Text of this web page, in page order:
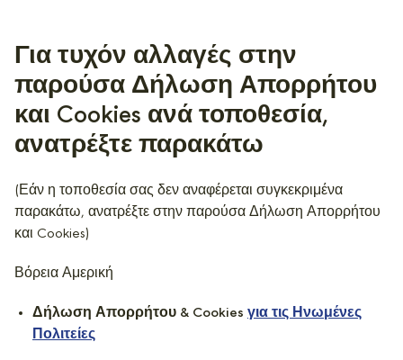
Για τυχόν αλλαγές στην
παρούσα Δήλωση Απορρήτου
και Cookies ανά τοποθεσία,
ανατρέξτε παρακάτω
(Εάν η τοποθεσία σας δεν αναφέρεται συγκεκριμένα
παρακάτω, ανατρέξτε στην παρούσα Δήλωση Απορρήτου
και Cookies)
Βόρεια Αμερική
Δήλωση Απορρήτου & Cookies για τις Ηνωμένες
Πολιτείες